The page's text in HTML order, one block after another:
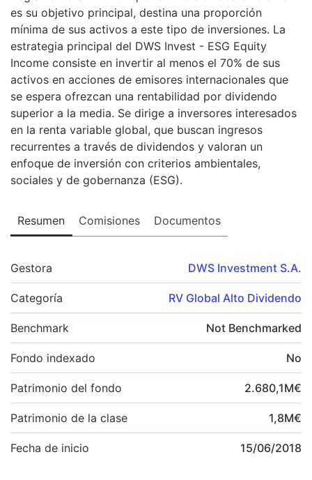
es su objetivo principal, destina una proporción
mínima de sus activos a este tipo de inversiones. La
estrategia principal del DWS Invest - ESG Equity
Income consiste en invertir al menos el 70% de sus
activos en acciones de emisores internacionales que
se espera ofrezcan una rentabilidad por dividendo
superior a la media. Se dirige a inversores interesados
en la renta variable global, que buscan ingresos
recurrentes a través de dividendos y valoran un
enfoque de inversión con criterios ambientales,
sociales y de gobernanza (ESG).
Resumen Comisiones Documentos
Gestora DWS Investment S.A.
Categoría RV Global Alto Dividendo
Benchmark Not Benchmarked
Fondo indexado No
Patrimonio del fondo 2.680,1M€
Patrimonio de la clase 1,8M€
Fecha de inicio 15/06/2018